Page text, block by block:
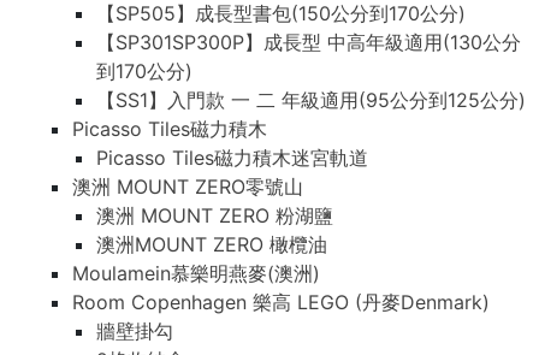
【SP505】成長型書包(150公分到170公分)
【SP301SP300P】成長型 中高年級適用(130公分
到170公分)
【SS1】入門款 一 二 年級適用(95公分到125公分)
Picasso Tiles磁力積木
Picasso Tiles磁力積木迷宮軌道
澳洲 MOUNT ZERO零號山
澳洲 MOUNT ZERO 粉湖鹽
澳洲MOUNT ZERO 橄欖油
Moulamein慕樂明燕麥(澳洲)
Room Copenhagen 樂高 LEGO (丹麥Denmark)
牆壁掛勾